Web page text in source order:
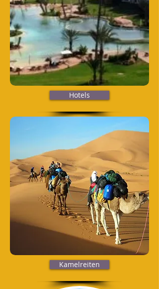
Hotels
Kamelreiten